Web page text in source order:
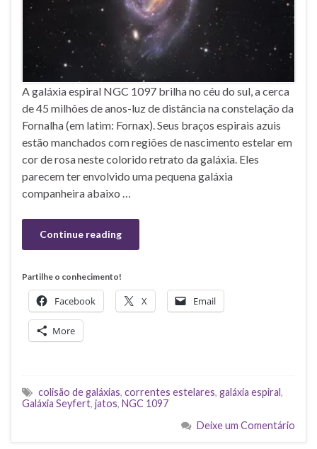
A galáxia espiral NGC 1097 brilha no céu do sul, a cerca
de 45 milhões de anos-luz de distância na constelação da
Fornalha (em latim: Fornax). Seus braços espirais azuis
estão manchados com regiões de nascimento estelar em
cor de rosa neste colorido retrato da galáxia. Eles
parecem ter envolvido uma pequena galáxia
companheira abaixo …
Continue reading
Partilhe o conhecimento!
Facebook X Email
More
colisão de galáxias, correntes estelares, galáxia espiral,
Galáxia Seyfert, jatos, NGC 1097
Deixe um Comentário